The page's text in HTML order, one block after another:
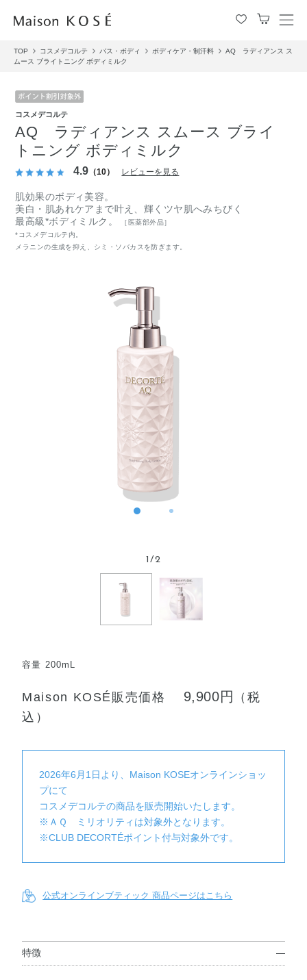
メ
ュ
TOP コスメデコルテ バス・ボディ ボディケア・制汗料
AQ ラディアンス ス
ムース ブライトニング ボディミルク
コスメデコルテ
AQ ラディアンス スムース ブライ
トニング ボディミルク
4.9 （10） レビューを見る
肌効果のボディ美容。
美白・肌あれケアまで叶え、輝くツヤ肌へみちびく
最高級*ボディミルク。
［医薬部外品］
*コスメデコルテ内。
メラニンの生成を抑え、シミ・ソバカスを防ぎます。
1/2
容量 200mL
Maison KOSÉ販売価格 9,900円
（税
込）
2026年6月1日より、Maison KOSEオンラインショッ
プにて
コスメデコルテの商品を販売開始いたします。
※ＡＱ ミリオリティは対象外となります。
※CLUB DECORTÉポイント付与対象外です。
公式オンラインブティック 商品ページはこちら
特徴